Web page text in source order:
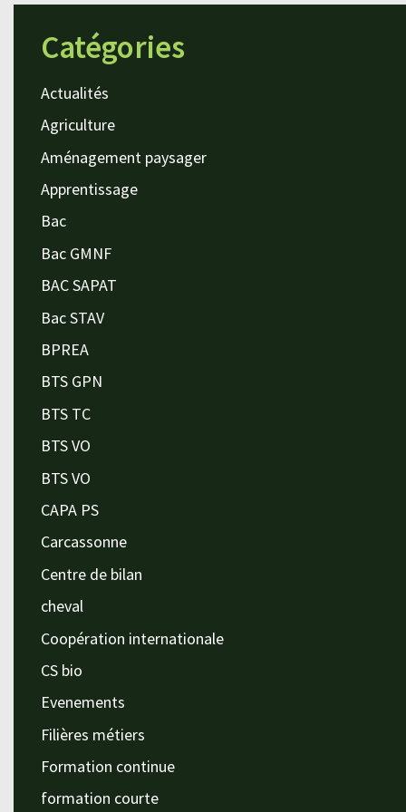
Catégories
Actualités
Agriculture
Aménagement paysager
Apprentissage
Bac
Bac GMNF
BAC SAPAT
Bac STAV
BPREA
BTS GPN
BTS TC
BTS VO
BTS VO
CAPA PS
Carcassonne
Centre de bilan
cheval
Coopération internationale
CS bio
Evenements
Filières métiers
Formation continue
formation courte